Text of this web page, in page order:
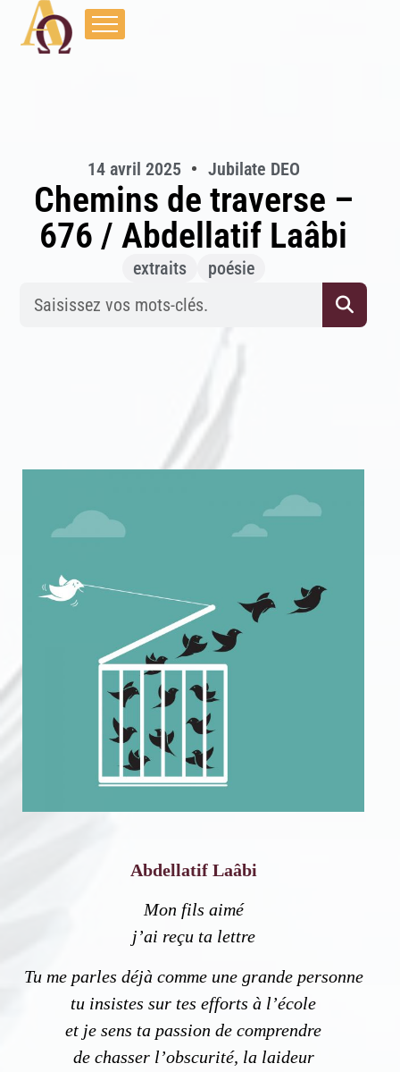
14 avril 2025 Jubilate DEO
Chemins de traverse –
676 / Abdellatif Laâbi
extraits poésie
Abdellatif Laâbi
Mon fils aimé
j’ai reçu ta lettre
Tu me parles déjà comme une grande personne
tu insistes sur tes efforts à l’école
et je sens ta passion de comprendre
de chasser l’obscurité, la laideur